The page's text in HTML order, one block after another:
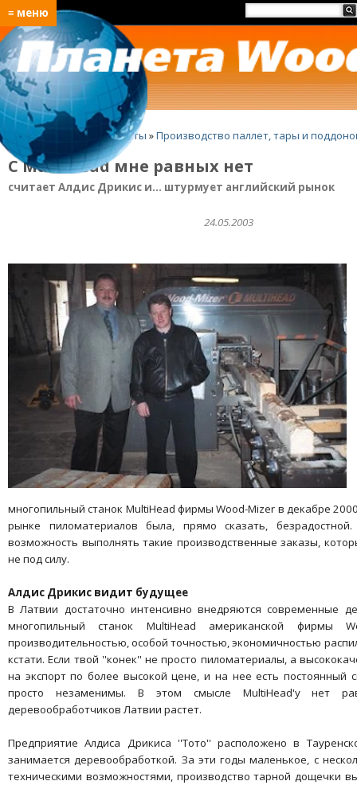
≡ меню
Главная Лучшие проекты »Производство паллет, тары и
С MultiHead мне равных нет
считает Алдис Дрикис и... штурмует английский рынок
24.05.2003
многопильный станок MultiHead фирмы Wood-Mizer в декабре
рынке пиломатериалов была, прямо сказать,
возможность выполнять такие производственные заказы,
не под силу.
Алдис Дрикис видит будущее
В Латвии достаточно интенсивно внедряются современные
многопильный станок MultiHead американской фирмы
производительностью, особой точностью, экономичностью
кстати. Если твой ''конек'' не просто пиломатериалы, а
на экспорт по более высокой цене, и на нее есть постоянный
просто незаменимы. В этом смысле MultiHead'у нет
деревообработчиков Латвии растет.
Предприятие Алдиса Дрикиса ''Тото'' расположено в
занимается деревообработкой. За эти годы маленькое, с
техническими возможностями, производство тарной дощечки